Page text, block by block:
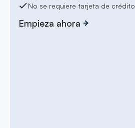
No se requiere tarjeta de crédito
Empieza ahora